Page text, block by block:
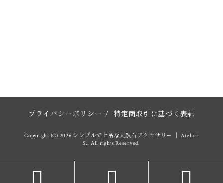
プライバシーポリシー / 特定商取引に基づく表記
Copyright (C) 2026 シンプルで上品な天然石アクセサリー │ Atelier
S.. All rights Reserved.